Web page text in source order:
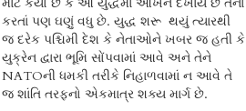
કરતાં પણ ઘણું વધુ છે. યુદ્ધ શરૂ થયું ત્યારથી
જ દરેક પશ્ચિમી દેશ કે નેતાઓને ખબર જ હતી કે
યુક્રેન દ્વારા ભૂમિ સોંપવામાં આવે અને તેને
NATOની ધમકી તરીકે નિહાળવામાં ન આવે તે
જ શાંતિ તરફનો એકમાત્ર શક્ય માર્ગ છે.